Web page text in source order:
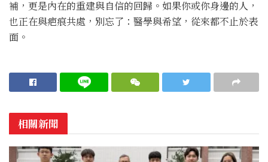
補，更是內在的重建與自信的回歸。如果你或你身邊的人，
也正在與疤痕共處，別忘了：醫學與希望，從來都不止於表
面。
相關新聞